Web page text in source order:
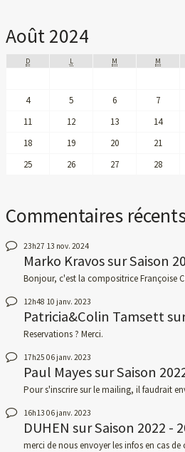
Août 2024
D L M M
4
5 6 7
11
12 13 14
18
19 20 21
25
26 27 28
Commentaires
23h27 13 nov. 2024
Marko KravossurSaison
Bonjour, c'est la compositrice Françoise
12h48 10 janv. 2023
Patricia&Colin Tamsett
Reservations ? Merci.
17h25 06 janv. 2023
Paul MayessurSaison
Pour s'inscrire sur le mailing, il faudrait
16h13 06 janv. 2023
DUHEN surSaison 2022 -
merci de nous envoyer les infos en cas de